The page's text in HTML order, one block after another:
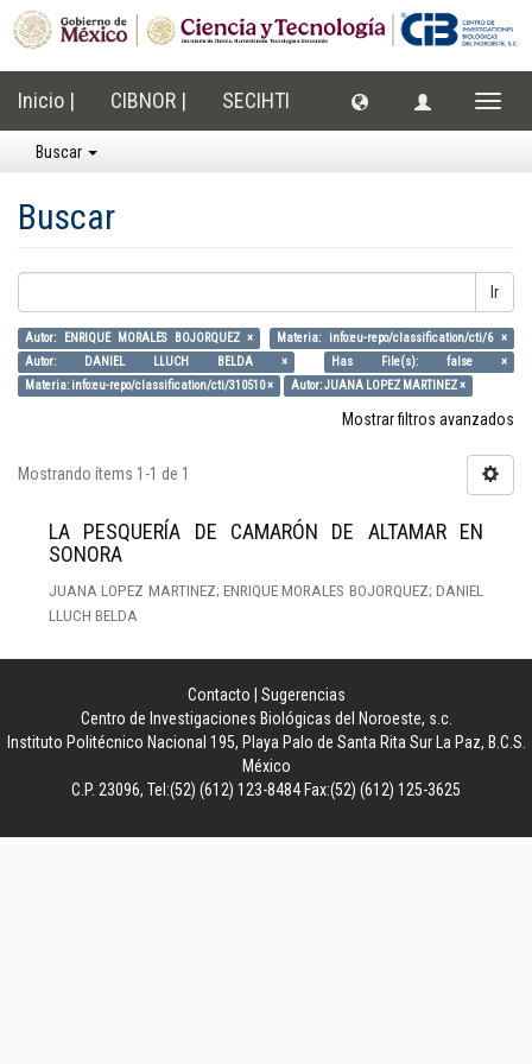
Inicio | CIBNOR | SECIHTI
Buscar
Buscar
Ir
Autor: ENRIQUE MORALES BOJORQUEZ ×
Materia: info:eu-repo/classification/cti/6 ×
Autor: DANIEL LLUCH BELDA ×
Has File(s): false ×
Materia: info:eu-repo/classification/cti/310510 ×
Autor: JUANA LOPEZ MARTINEZ ×
Mostrar filtros avanzados
Mostrando ítems 1-1 de 1
LA PESQUERÍA DE CAMARÓN DE ALTAMAR EN
SONORA
JUANA LOPEZ MARTINEZ; ENRIQUE MORALES BOJORQUEZ; DANIEL
LLUCH BELDA
Contacto
Sugerencias
Centro de Investigaciones Biológicas del Noroeste, s.c.
Instituto Politécnico Nacional 195, Playa Palo de Santa Rita Sur La Paz, B.C.S.
México
C.P. 23096, Tel:(52) (612) 123-8484 Fax:(52) (612) 125-3625